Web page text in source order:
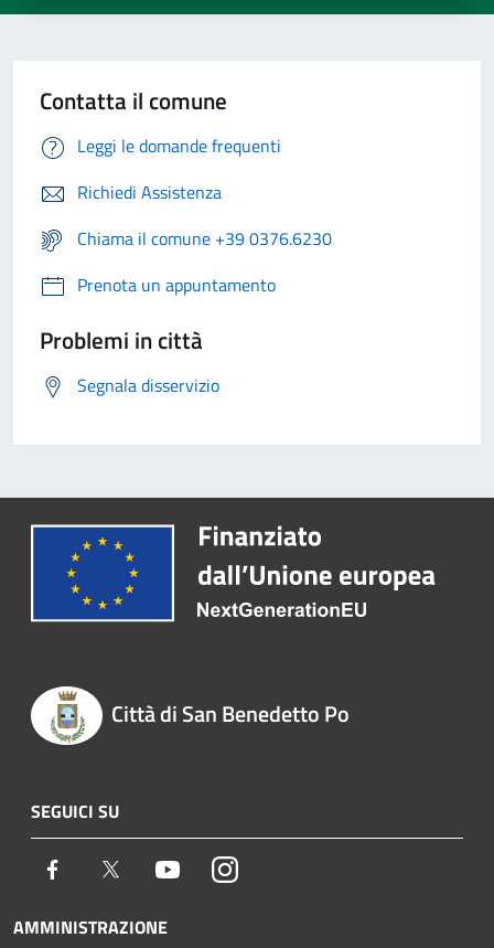
Contatta il comune
Leggi le domande frequenti
Richiedi Assistenza
Chiama il comune +39 0376.6230
Prenota un appuntamento
Problemi in città
Segnala disservizio
Città di San Benedetto Po
SEGUICI SU
Facebook Twitter YoutubeInstagram
AMMINISTRAZIONE